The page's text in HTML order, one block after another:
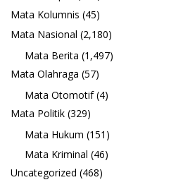
Mata Kolumnis (45)
Mata Nasional (2,180)
Mata Berita (1,497)
Mata Olahraga (57)
Mata Otomotif(4)
Mata Politik (329)
Mata Hukum (151)
Mata Kriminal (46)
Uncategorized (468)